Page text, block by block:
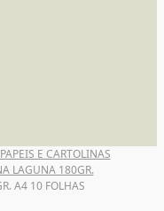
PAPEIS E CARTOLINAS
LAGUNA 180GR.
A4 10 FOLHAS